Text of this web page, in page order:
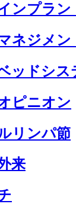
ンプラン
ネジメン
ッドシス
ピニオン
リンパ節
来